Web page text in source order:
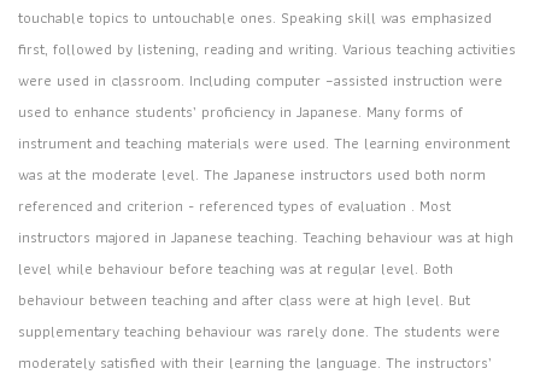
touchable topics to untouchable ones. Speaking skill was emphasized
first, followed by listening, reading and writing. Various teaching activities
were used in classroom. Including computer –assisted instruction were
used to enhance students’ proficiency in Japanese. Many forms of
instrument and teaching materials were used. The learning environment
was at the moderate level. The Japanese instructors used both norm
referenced and criterion - referenced types of evaluation . Most
instructors majored in Japanese teaching. Teaching behaviour was at high
level while behaviour before teaching was at regular level. Both
behaviour between teaching and after class were at high level. But
supplementary teaching behaviour was rarely done. The students were
moderately satisfied with their learning the language. The instructors’